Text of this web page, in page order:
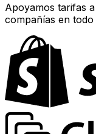
Apoyamos tarifas
compañías en